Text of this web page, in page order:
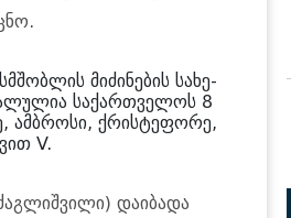
მი­ძი­ნე­ბის სა­ხე­
სა­ქარ­თვე­ლოს 8
ამ­ბრო­სი, ქრის­ტე­ფო­რე,
V.
და­ი­ბა­და